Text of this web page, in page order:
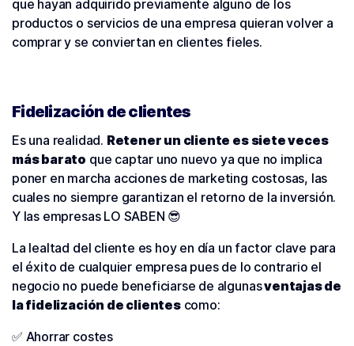
que hayan adquirido previamente alguno de los
productos o servicios de una empresa quieran volver a
comprar y se conviertan en clientes fieles.
Fidelización de clientes
Es una realidad. Retener un cliente es siete veces
más barato que captar uno nuevo ya que no implica
poner en marcha acciones de marketing costosas, las
cuales no siempre garantizan el retorno de la inversión.
Y las empresas LO SABEN 😎
La lealtad del cliente es hoy en día un factor clave para
el éxito de cualquier empresa pues de lo contrario el
negocio no puede beneficiarse de algunasventajas de
la fidelización de clientescomo:
✅ Ahorrar costes